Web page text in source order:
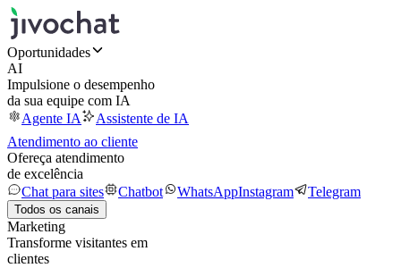
Oportunidades
AI
Impulsione o desempenho
da sua equipe com IA
Agente IA
Assistente de IA
Atendimento ao cliente
Ofereça atendimento
de excelência
Chat para sites
Chatbot WhatsAppInstagram Telegram
Todos os canais
Marketing
Transforme visitantes em
clientes